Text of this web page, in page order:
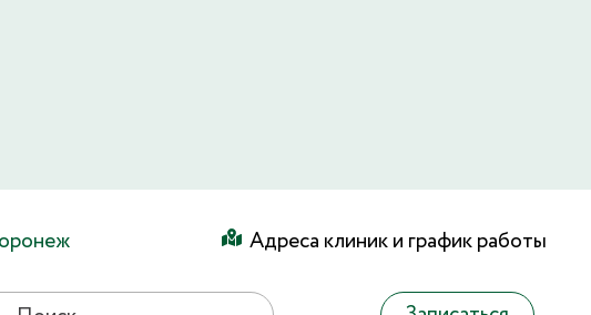
Адреса клиник и график работы